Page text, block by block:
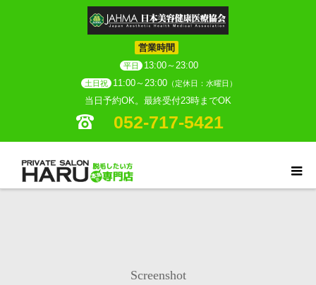
営業時間
平日 13:00～23:00
土日祝 11:00～23:00 （定休日：水曜日）
当日予約OK。最終受付23時までOK
052-717-5421
Screenshot